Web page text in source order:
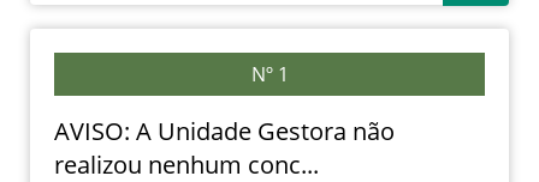
Nº 1
AVISO: A Unidade Gestora não
realizou nenhum conc...